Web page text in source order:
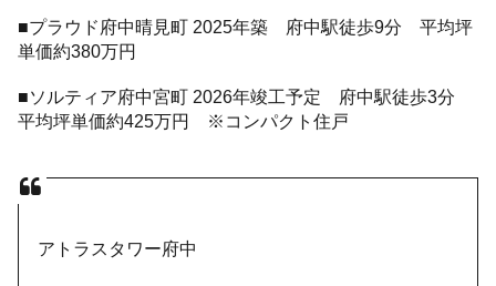
■プラウド府中晴見町 2025年築 府中駅徒歩9分 平均坪
単価約380万円
■ソルティア府中宮町 2026年竣工予定 府中駅徒歩3分
平均坪単価約425万円 ※コンパクト住戸
アトラスタワー府中